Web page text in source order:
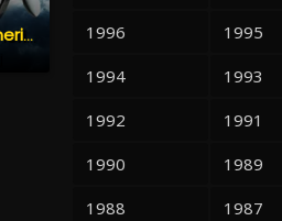
Top Gunner America vs Russia
1996
1995
1994
1993
1992
1991
1990
1989
1988
1987